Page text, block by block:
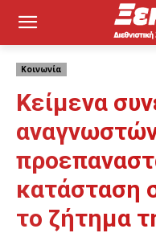
Κοινωνία
Κείμενα
κατάσταση
το ζήτημα